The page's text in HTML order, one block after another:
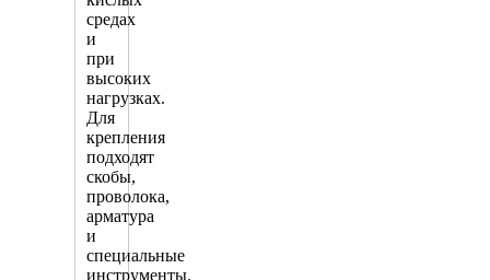
средах
и
при
высоких
нагрузках.
Для
крепления
подходят
скобы,
проволока,
арматура
и
специальные
инструменты.